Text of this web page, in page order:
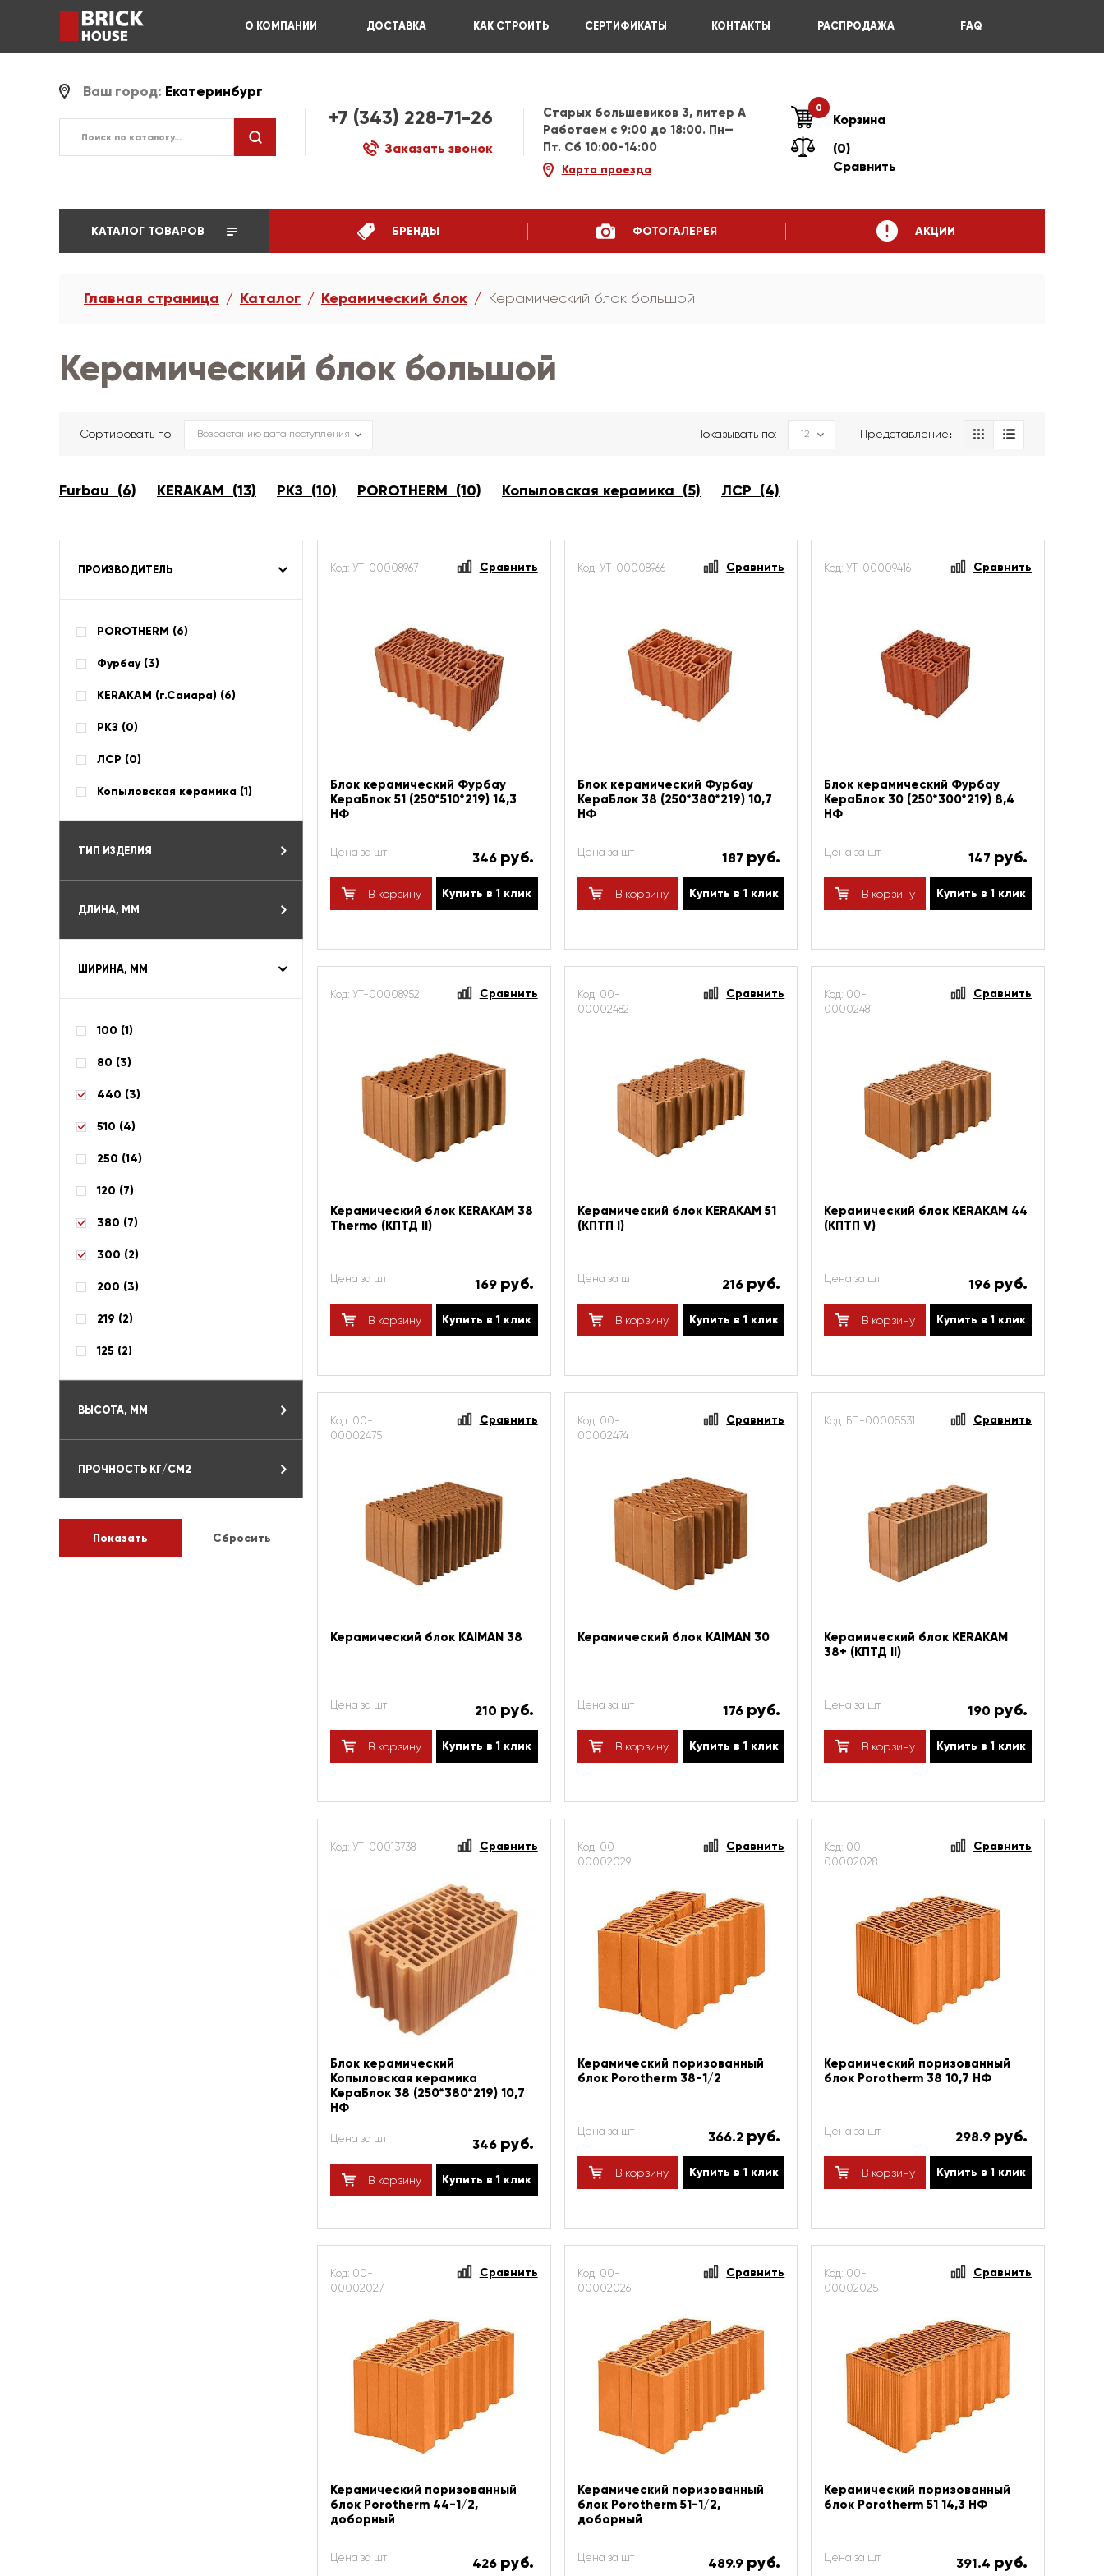
О КОМПАНИИ ДОСТАВКА КАК СТРОИТЬ СЕРТИФИКАТЫ КОНТАКТЫ РАСПРОДАЖА FAQ
Ваш город: Екатеринбург
+7 (343) 228-71-26
Заказать звонок
Старых большевиков 3, литер А
Работаем c 9:00 до 18:00. Пн—
Пт. Сб 10:00-14:00
Карта проезда
0
Корзина
(0)
Сравнить
КАТАЛОГ ТОВАРОВ БРЕНДЫ ФОТОГАЛЕРЕЯ АКЦИИ
Главная страница Каталог Керамический блок Керамический блок большой
Керамический блок большой
Сортировать по: Показывать по: Представление։
Furbau (6) KERAKAM (13) РКЗ (10) POROTHERM (10) Копыловская керамика (5) ЛСР (4)
ПРОИЗВОДИТЕЛЬ
POROTHERM (6)
Фурбау (3)
KERAKAM (г.Самара) (6)
РКЗ (0)
ЛСР (0)
Копыловская керамика (1)
ТИП ИЗДЕЛИЯ
ДЛИНА, ММ
ШИРИНА, ММ
100 (1)
80 (3)
440 (3)
510 (4)
250 (14)
120 (7)
380 (7)
300 (2)
200 (3)
219 (2)
125 (2)
ВЫСОТА, ММ
ПРОЧНОСТЬ КГ/СМ2
Код: УТ-00008967 Сравнить
Блок керамический Фурбау
КераБлок 51 (250*510*219) 14,3
НФ
Цена за шт 346 руб.
В корзину Купить в 1 клик
Код: УТ-00008966 Сравнить
Блок керамический Фурбау
КераБлок 38 (250*380*219) 10,7
НФ
Цена за шт 187 руб.
В корзину Купить в 1 клик
Код: УТ-00009416 Сравнить
Блок керамический Фурбау
КераБлок 30 (250*300*219) 8,4
НФ
Цена за шт 147 руб.
В корзину Купить в 1 клик
Код: УТ-00008952 Сравнить
Керамический блок KERAKAM 38
Thermo (КПТД II)
Цена за шт 169 руб.
В корзину Купить в 1 клик
Код: 00-
00002482
Сравнить
Керамический блок KERAKAM 51
(КПТП I)
Цена за шт 216 руб.
В корзину Купить в 1 клик
Код: 00-
00002481
Сравнить
Керамический блок KERAKAM 44
(КПТП V)
Цена за шт 196 руб.
В корзину Купить в 1 клик
Код: 00-
00002475
Сравнить
Керамический блок KAIMAN 38
Цена за шт 210 руб.
В корзину Купить в 1 клик
Код: 00-
00002474
Сравнить
Керамический блок KAIMAN 30
Цена за шт 176 руб.
В корзину Купить в 1 клик
Код: БП-00005531 Сравнить
Керамический блок KERAKAM
38+ (КПТД II)
Цена за шт 190 руб.
В корзину Купить в 1 клик
Код: УТ-00013738 Сравнить
Блок керамический
Копыловская керамика
КераБлок 38 (250*380*219) 10,7
НФ
Цена за шт 346 руб.
В корзину Купить в 1 клик
Код: 00-
00002029
Сравнить
Керамический поризованный
блок Porotherm 38-1/2
Цена за шт 366.2 руб.
В корзину Купить в 1 клик
Код: 00-
00002028
Сравнить
Керамический поризованный
блок Porotherm 38 10,7 НФ
Цена за шт 298.9 руб.
В корзину Купить в 1 клик
Код: 00-
00002027
Сравнить
Керамический поризованный
блок Porotherm 44-1/2,
доборный
Цена за шт 426 руб.
Код: 00-
00002026
Сравнить
Керамический поризованный
блок Porotherm 51-1/2,
доборный
Цена за шт 489.9 руб.
Код: 00-
00002025
Сравнить
Керамический поризованный
блок Porotherm 51 14,3 НФ
Цена за шт 391.4 руб.